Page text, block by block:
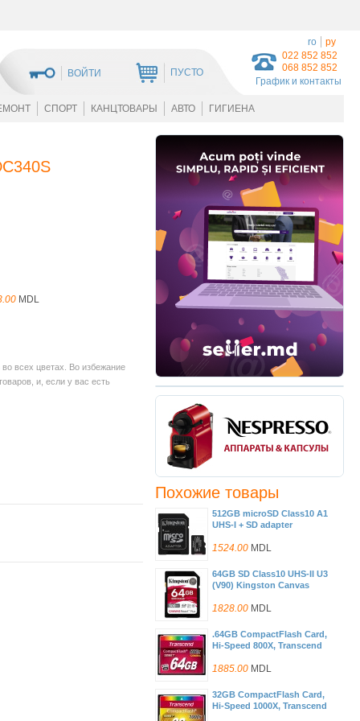
022 852 852
068 852 852
График и контакты
ВОЙТИ ПУСТО
ro ру
СПОРТ КАНЦТОВАРЫ АВТО ГИГИЕНА
Похожие товары
512GB microSD Class10 A1
UHS-I + SD adapter
Plus, 600x, Up to: 100MB/s
1524.00 MDL
64GB SD Class10 UHS-II U3
(V90) Kingston Canvas
300Mb/s, Write: 260Mb/s,
high-speed shots without
dropping frames, Ultimate
speeds to support
professional camera use
1828.00 MDL
.64GB CompactFlash Card,
Hi-Speed 800X, Transcend
140/65MB/s)
1885.00 MDL
32GB CompactFlash Card,
Hi-Speed 1000X, Transcend
MDL
всех цветах. Во избежание
и, если у вас есть